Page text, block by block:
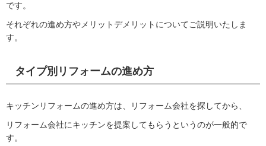
です。
それぞれの進め方やメリットデメリットについてご説明いたしま
す。
タイプ別リフォームの進め方
キッチンリフォームの進め方は、リフォーム会社を探してから、
リフォーム会社にキッチンを提案してもらうというのが一般的で
す。